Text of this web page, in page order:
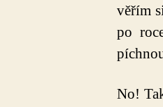
věřím
po
No!